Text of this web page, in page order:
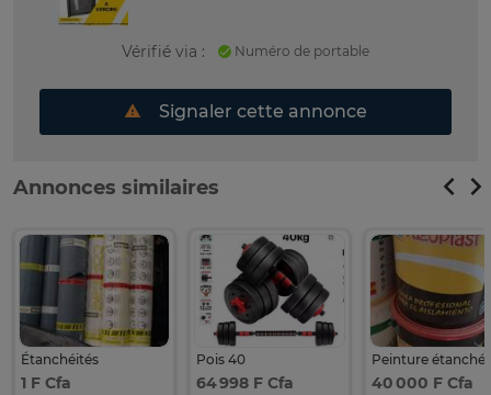
Vérifié via : Numéro de portable
Signaler cette annonce
Annonces similaires
Étanchéités
1 F Cfa
Pois 40
64 998 F Cfa 40 000 F Cfa